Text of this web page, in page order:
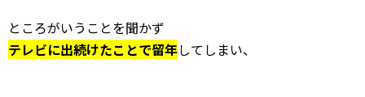
ところがいうことを聞かず
テレビに出続けたことで留年してしまい、